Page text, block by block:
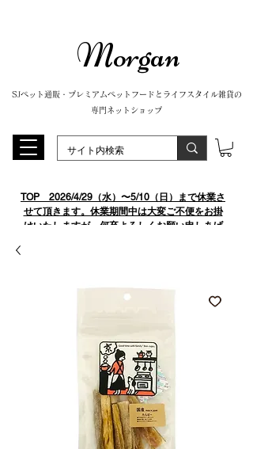
SJペット通販・プレミアムペットフードとライフスタイル雑貨の
専門ネットショップ
Morgan
TOP ​ 2026/4/29（水）〜5/10（日）まで休業さ
せて頂きます。休業期間中は大変ご不便をお掛
けいたしますが、何卒よろしくお願い申しあげ